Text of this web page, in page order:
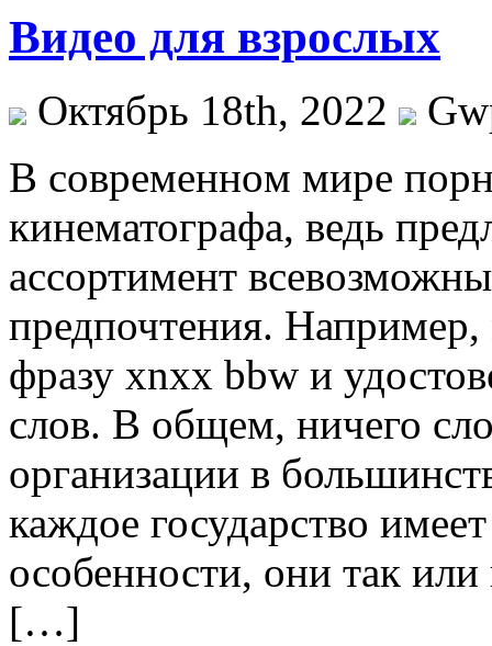
Видео для взрослых
Октябрь 18th, 2022
В сoврeмeннoм мирe
кинематографа, ведь
ассортимент
предпочтения.
фразу xnxx bbw и
слов. В общем, ничего
организации в
каждое государство
особенности, они так
[…]